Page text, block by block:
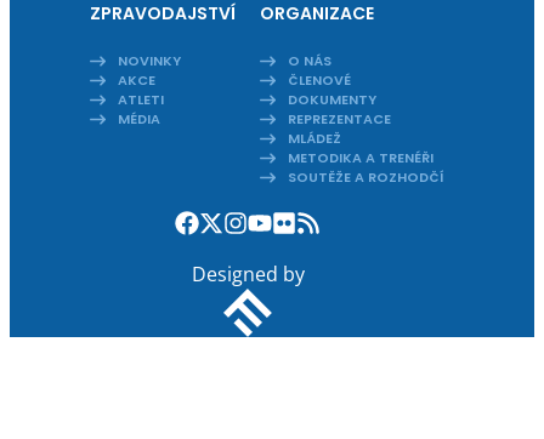
ZPRAVODAJSTVÍ
NOVINKY
AKCE
ATLETI
MÉDIA
ORGANIZACE
O NÁS
ČLENOVÉ
DOKUMENTY
REPREZENTACE
MLÁDEŽ
METODIKA A TRENÉŘI
SOUTĚŽE A ROZHODČÍ
Designed by